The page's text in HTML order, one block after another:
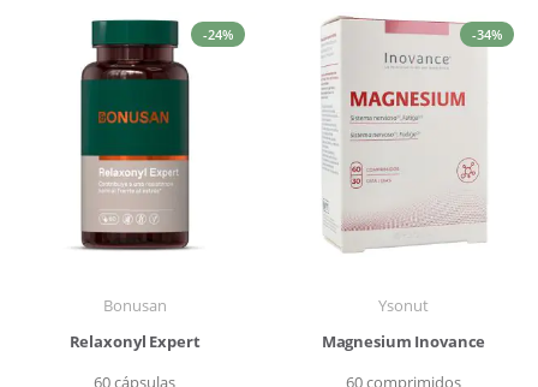
-24%
Bonusan
Relaxonyl Expert
-34%
Ysonut
Magnesium Inovance